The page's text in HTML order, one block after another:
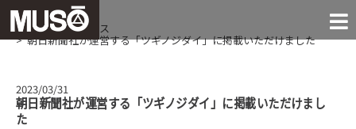
お知らせ
「●●すぎる」に挑戦する
試験治具
実験装置
設 備
会社案内
採 用
お問い合わせ
NEWS
ホーム トピックス
朝日新聞社が運営する「ツギノジダイ」に掲載いただけました
2023/03/31
朝日新聞社が運営する「ツギノジダイ」に掲載いただけまし
た